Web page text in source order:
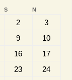
S N
2
3
9
10
16
17
23
24